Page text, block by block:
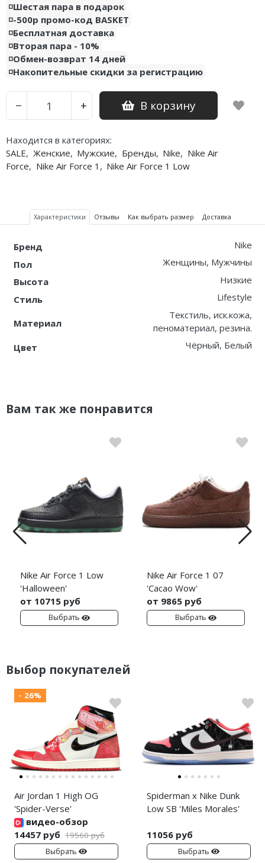
◽️Шестая пара в подарок
◽️-500р промо-код BASKET
◽️Бесплатная доставка
◽️Вторая пара - 10%
◽️Обмен-возврат 14 дней
◽️Накопительные скидки за регистрацию
− + В корзину
Находится в категориях:
SALE, Женские, Мужские, Бренды, Nike, Nike Air
Force, Nike Air Force 1 , Nike Air Force 1 Low
Характеристики Отзывы Как выбрать размер Доставка
Бренд
Nike
Пол
Женщины, Мужчины
Высота
Низкие
Стиль
Lifestyle
Материал
Текстиль, иск.кожа,
пеноматериал, резина.
Цвет
Чёрный, Белый
Вам так же понравится
Nike Air Force 1 Low
'Halloween'
от 10715 руб
Выбрать
Nike Air Force 1 07
'Cacao Wow'
от 9865 руб
Выбрать
Выбор покупателей
- 26%
Air Jordan 1 High OG
'Spider-Verse'
видео-обзор
14457 руб 19560 руб
Выбрать
Spiderman x Nike Dunk
Low SB 'Miles Morales'
11056 руб
Выбрать
Air Jordan 15
Air Jordan 23
Nike Kyrie
Nike Freak
Nike KD
Nike PG
Nike Kobe
Nike Uptempo
Nike Foamposite